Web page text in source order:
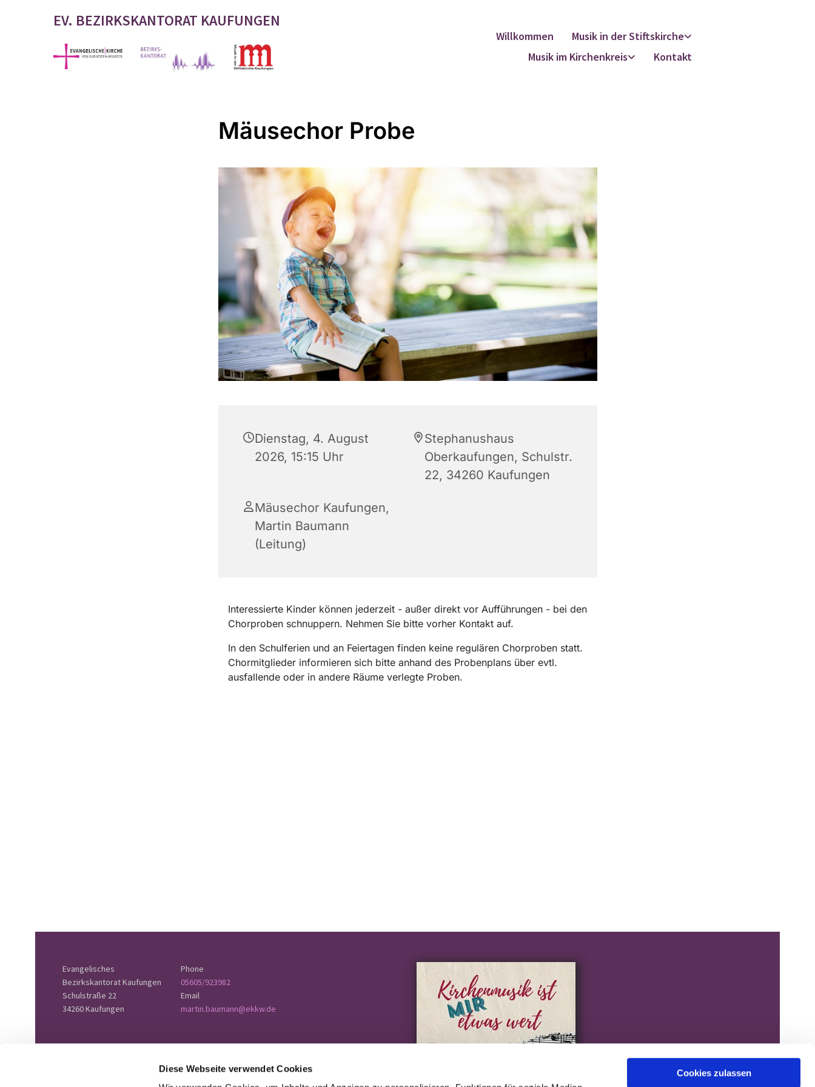
Diese Webseite verwendet Cookies
Cookies zulassen
EV. BEZIRKSKANTORAT KAUFUNGEN
Willkommen
Musik in der Stiftskirche
Musik im Kirchenkreis
Kontakt
Mäusechor Probe
Dienstag, 4. August
2026, 15:15 Uhr
Stephanushaus
Oberkaufungen, Schulstr.
22, 34260 Kaufungen
Mäusechor Kaufungen,
Martin Baumann
(Leitung)
Interessierte Kinder können jederzeit - außer direkt vor Aufführungen - bei den
Chorproben schnuppern. Nehmen Sie bitte vorher Kontakt auf.
In den Schulferien und an Feiertagen finden keine regulären Chorproben statt.
Chormitglieder informieren sich bitte anhand des Probenplans über evtl.
ausfallende oder in andere Räume verlegte Proben.
Evangelisches
Bezirkskantorat Kaufungen
Schulstraße 22
34260 Kaufungen
Phone
05605/923982
Email
martin.baumann@ekkw.de